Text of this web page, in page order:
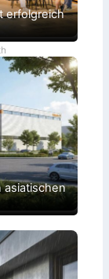
erfolgreich
asiatischen